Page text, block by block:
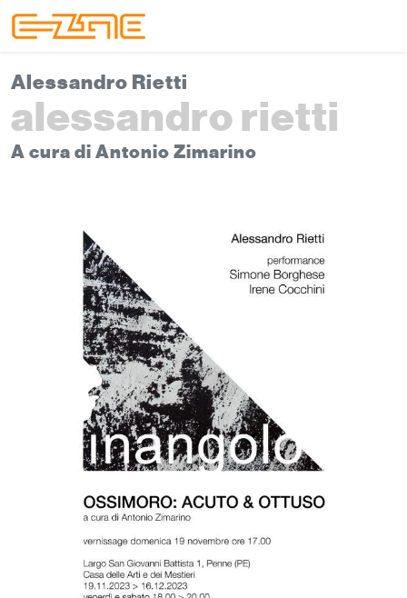
Alessandro Rietti
alessandro rietti
A cura di Antonio Zimarino